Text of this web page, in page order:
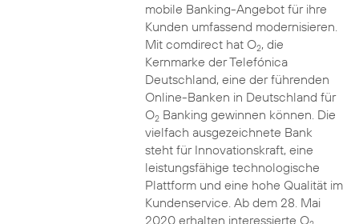
mobile Banking-Angebot für ihre
Kunden umfassend modernisieren.
Mit comdirect hat O2, die
Kernmarke der Telefónica
Deutschland, eine der führenden
Online-Banken in Deutschland für
O2Banking gewinnen können. Die
vielfach ausgezeichnete Bank
steht für Innovationskraft, eine
leistungsfähige technologische
Plattform und eine hohe Qualität im
Kundenservice. Ab dem 28. Mai
2020 erhalten interessierte O